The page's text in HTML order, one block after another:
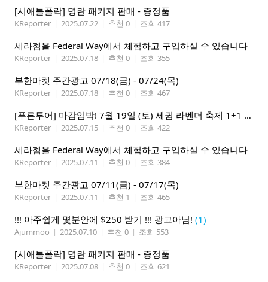
[시애틀폴락] 명란 패키지 판매 - 증정품
KReporter | 2025.07.22 | 추천 0 | 조회 417
세라젬을 Federal Way에서 체험하고 구입하실 수 있습니다
KReporter | 2025.07.18 | 추천 0 | 조회 355
부한마켓 주간광고 07/18(금) - 07/24(목)
KReporter | 2025.07.18 | 추천 0 | 조회 467
[푸른투어] 마감임박! 7월 19일 (토) 세큄 라벤더 축제 1+1 이벤트
KReporter | 2025.07.15 | 추천 0 | 조회 422
세라젬을 Federal Way에서 체험하고 구입하실 수 있습니다
KReporter | 2025.07.11 | 추천 0 | 조회 384
부한마켓 주간광고 07/11(금) - 07/17(목)
KReporter | 2025.07.11 | 추천 1 | 조회 465
!!! 아주쉽게 몇분안에 $250 받기 !!! 광고아님! (1)
Ajummoo | 2025.07.10 | 추천 0 | 조회 553
[시애틀폴락] 명란 패키지 판매 - 증정품
KReporter | 2025.07.08 | 추천 0 | 조회 621